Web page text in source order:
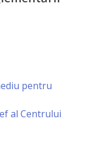
pentru
al Centrului